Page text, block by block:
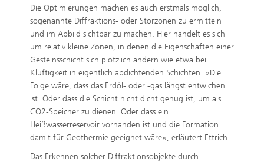
Die Optimierungen machen es auch erstmals möglich,
sogenannte Diffraktions- oder Störzonen zu ermitteln
und im Abbild sichtbar zu machen. Hier handelt es sich
um relativ kleine Zonen, in denen die Eigenschaften einer
Gesteinsschicht sich plötzlich ändern wie etwa bei
Klüftigkeit in eigentlich abdichtenden Schichten. »Die
Folge wäre, dass das Erdöl- oder -gas längst entwichen
ist. Oder dass die Schicht nicht dicht genug ist, um als
CO2-Speicher zu dienen. Oder dass ein
Heißwasserreservoir vorhanden ist und die Formation
damit für Geothermie geeignet wäre«, erläutert Ettrich.
Das Erkennen solcher Diffraktionsobjekte durch